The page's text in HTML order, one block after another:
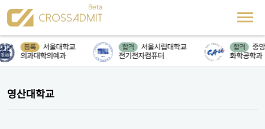
등록
서울대학교
의과대학의예과
합격
서울시립대학교
전기전자컴퓨터
합격
중
화학공학과
영산대학교